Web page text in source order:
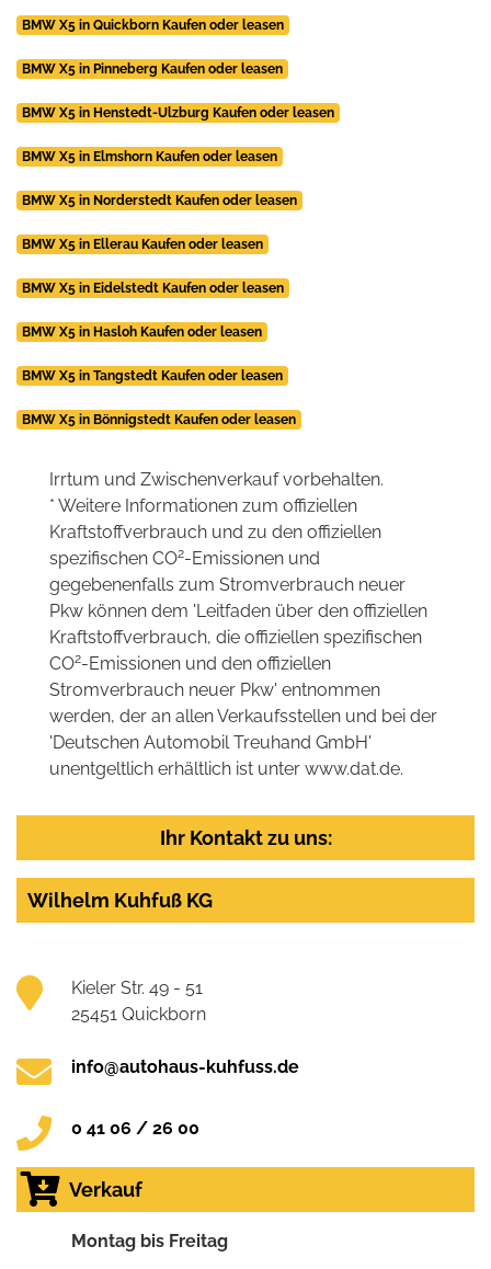
BMW X5 in Quickborn Kaufen oder leasen
BMW X5 in Pinneberg Kaufen oder leasen
BMW X5 in Henstedt-Ulzburg Kaufen oder leasen
BMW X5 in Elmshorn Kaufen oder leasen
BMW X5 in Norderstedt Kaufen oder leasen
BMW X5 in Ellerau Kaufen oder leasen
BMW X5 in Eidelstedt Kaufen oder leasen
BMW X5 in Hasloh Kaufen oder leasen
BMW X5 in Tangstedt Kaufen oder leasen
BMW X5 in Bönnigstedt Kaufen oder leasen
Irrtum und Zwischenverkauf vorbehalten.
* Weitere Informationen zum offiziellen
Kraftstoffverbrauch und zu den offiziellen
spezifischen CO2-Emissionen und
gegebenenfalls zum Stromverbrauch neuer
Pkw können dem 'Leitfaden über den offiziellen
Kraftstoffverbrauch, die offiziellen spezifischen
CO2-Emissionen und den offiziellen
Stromverbrauch neuer Pkw' entnommen
werden, der an allen Verkaufsstellen und bei der
'Deutschen Automobil Treuhand GmbH'
unentgeltlich erhältlich ist unter www.dat.de.
Ihr Kontakt zu uns:
Wilhelm Kuhfuß KG
Kieler Str. 49 - 51
25451 Quickborn
info@autohaus-kuhfuss.de
0 41 06 / 26 00
Verkauf
Montag bis Freitag